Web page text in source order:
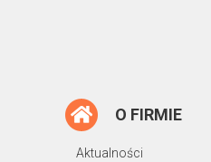
O FIRMIE
Aktualności